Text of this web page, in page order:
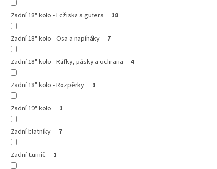
Zadní 18" kolo - Ložiska a gufera 18
Zadní 18" kolo - Osa a napínáky 7
Zadní 18" kolo - Ráfky, pásky a ochrana 4
Zadní 18" kolo - Rozpěrky 8
Zadní 19" kolo 1
Zadní blatníky 7
Zadní tlumič 1